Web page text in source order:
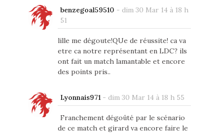
benzegoal59510 - dim 30 Mar 14 à 18 h
51
lille me dégoute!QUe de réussite! ca va
etre ca notre représentant en LDC? ils
ont fait un match lamantable et encore
des points pris..
Lyonnais971 - dim 30 Mar 14 à 18 h 55
Franchement dégoûté par le scénario
de ce match et girard va encore faire le